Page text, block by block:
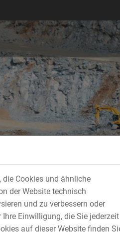
die Cookies und ähnliche
der Website technisch
und zu verbessern oder
Einwilligung, die Sie jederzeit
auf dieser Website finden